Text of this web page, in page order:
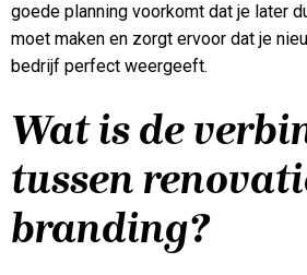
goede planning voorkomt dat je later
moet maken en zorgt ervoor dat je
bedrijf perfect weergeeft.
Wat is de
tussen
branding?